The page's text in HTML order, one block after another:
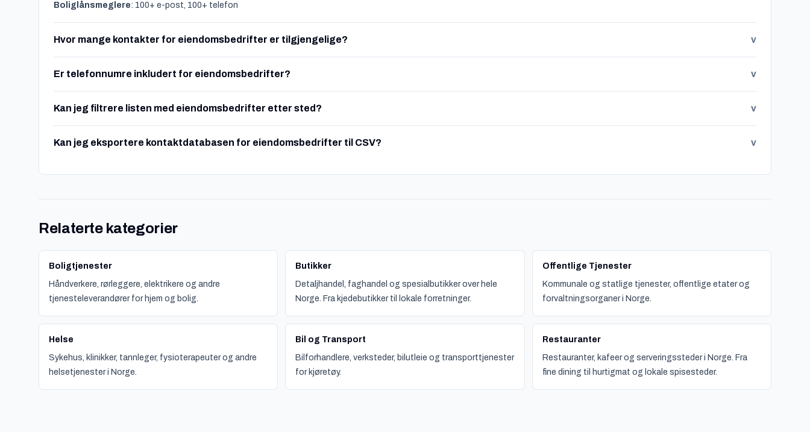
Boliglånsmeglere: 100+ e-post, 100+ telefon
Hvor mange kontakter for eiendomsbedrifter er tilgjengelige? v
Er telefonnumre inkludert for eiendomsbedrifter? v
Kan jeg filtrere listen med eiendomsbedrifter etter sted? v
Kan jeg eksportere kontaktdatabasen for eiendomsbedrifter til CSV? v
Relaterte kategorier
Boligtjenester
Håndverkere, rørleggere, elektrikere og andre
tjenesteleverandører for hjem og bolig.
Butikker
Detaljhandel, faghandel og spesialbutikker over hele
Norge. Fra kjedebutikker til lokale forretninger.
Offentlige Tjenester
Kommunale og statlige tjenester, offentlige etater og
forvaltningsorganer i Norge.
Helse
Sykehus, klinikker, tannleger, fysioterapeuter og andre
helsetjenester i Norge.
Bil og Transport
Bilforhandlere, verksteder, bilutleie og transporttjenester
for kjøretøy.
Restauranter
Restauranter, kafeer og serveringssteder i Norge. Fra
fine dining til hurtigmat og lokale spisesteder.